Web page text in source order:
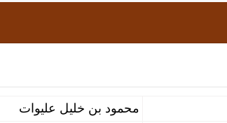
محمود بن خليل عليوات